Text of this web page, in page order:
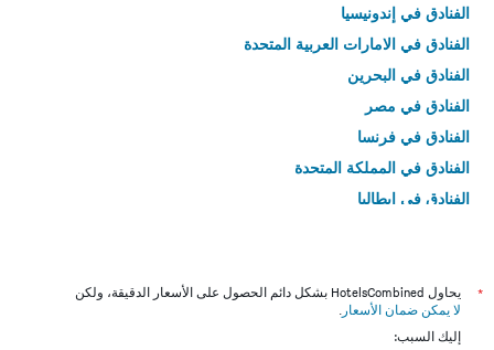
الفنادق في إندونيسيا
الفنادق في الامارات العربية المتحدة
الفنادق في البحرين
الفنادق في مصر
الفنادق في فرنسا
الفنادق في المملكة المتحدة
الفنادق في إيطاليا
*
يحاول HotelsCombined بشكل دائم الحصول على الأسعار الدقيقة، ولكن
لا يمكن ضمان الأسعار .
إليك السبب: